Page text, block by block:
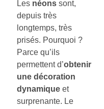
Les néons sont,
depuis très
longtemps, très
prisés. Pourquoi ?
Parce qu’ils
permettent d’obtenir
une décoration
dynamique et
surprenante. Le